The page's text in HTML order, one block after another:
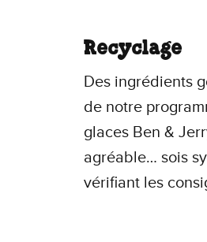
Recyclage
Des ingrédients
de notre
glaces Ben &
agréable… sois
vérifiant les